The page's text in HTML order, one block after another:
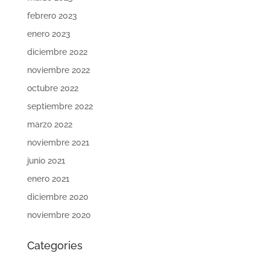
febrero 2023
enero 2023
diciembre 2022
noviembre 2022
octubre 2022
septiembre 2022
marzo 2022
noviembre 2021
junio 2021
enero 2021
diciembre 2020
noviembre 2020
Categories